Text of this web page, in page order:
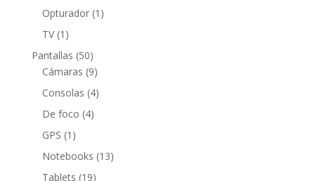
productos
Opturador 1 1
TV 1 1
producto
Pantallas 5050
productos
Cámaras 99
productos
Consolas 44
De foco 44
GPS 1 1
producto
Notebooks 1313
Tablets 1919